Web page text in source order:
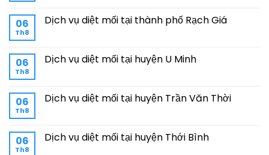
06
Th8
Dịch vụ diệt mối tại thành phố Rạch Giá
06
Th8
Dịch vụ diệt mối tại huyện U Minh
06
Th8
Dịch vụ diệt mối tại huyện Trần Văn Thời
06
Th8
Dịch vụ diệt mối tại huyện Thới Bình